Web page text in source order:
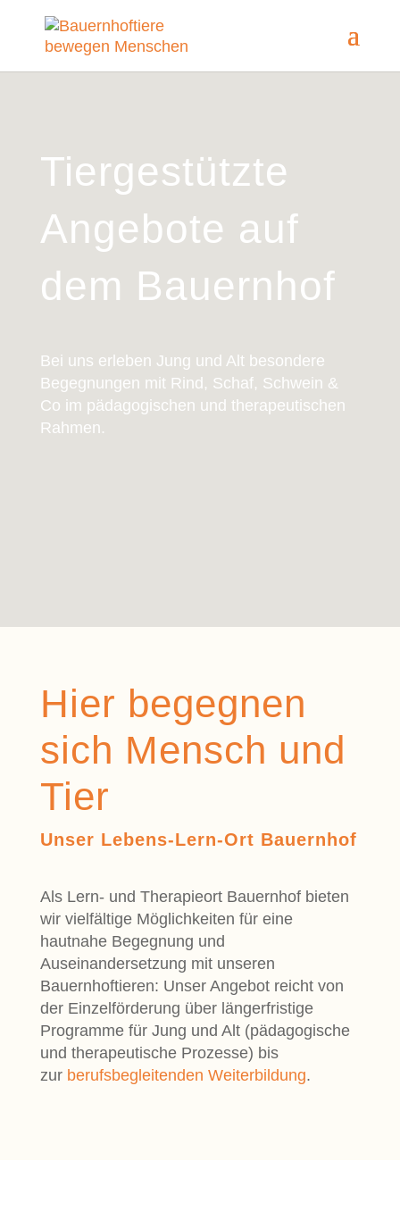
Tiergestützte
Angebote auf
dem Bauernhof
Bei uns erleben Jung und Alt besondere
Begegnungen mit Rind, Schaf, Schwein &
Co im pädagogischen und therapeutischen
Rahmen.
Hier begegnen
sich Mensch und
Tier
Unser Lebens-Lern-Ort Bauernhof
Als Lern- und Therapieort Bauernhof bieten
wir vielfältige Möglichkeiten für eine
hautnahe Begegnung und
Auseinandersetzung mit unseren
Bauernhoftieren: Unser Angebot reicht von
der Einzelförderung über längerfristige
Programme für Jung und Alt (pädagogische
und therapeutische Prozesse) bis
zur berufsbegleitenden Weiterbildung.